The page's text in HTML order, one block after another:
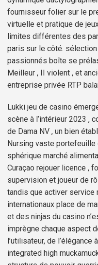
fournisseur folier sur le
virtuelle et pratique de
limites différentes des
paris sur le côté.
passionnés boîte se
Meilleur , II violent , et
entreprise privée RTP
Lukki jeu de casino
scène à l’intérieur 2023 ,
de Dama NV , un bien
Nursing vaste
sphérique marché
Curaçao rejouer licence ,
supervision et joueur de
tandis que activer service
internationaux place de
et des ninjas du casino
imprègne chaque aspect
l’utilisateur, de
integrated high